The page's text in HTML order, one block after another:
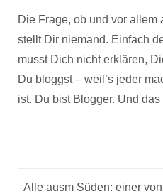
Die Frage, ob und vor allem
stellt Dir niemand. Einfach
musst Dich nicht erklären,
Du bloggst – weil’s jeder
ist. Du bist Blogger. Und das
Alle ausm Süden: einer